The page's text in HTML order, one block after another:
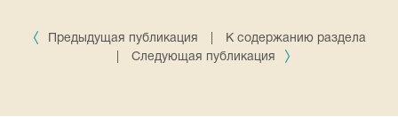
Предыдущая публикация
К содержанию раздела
Следующая публикация